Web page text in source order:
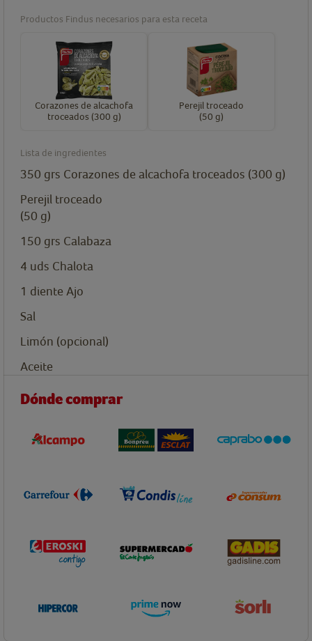
Productos Findus necesarios para esta receta
Corazones de alcachofa
troceados (300 g)
Perejil troceado
(50 g)
Lista de ingredientes
350 grs Corazones de alcachofa troceados (300 g)
Perejil troceado
(50 g)
150 grs Calabaza
4 uds Chalota
1 diente Ajo
Sal
Limón (opcional)
Aceite
Dónde comprar